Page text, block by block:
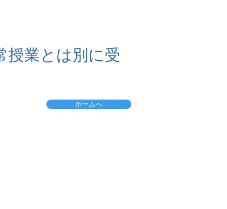
授業とは別に受
ホームへ